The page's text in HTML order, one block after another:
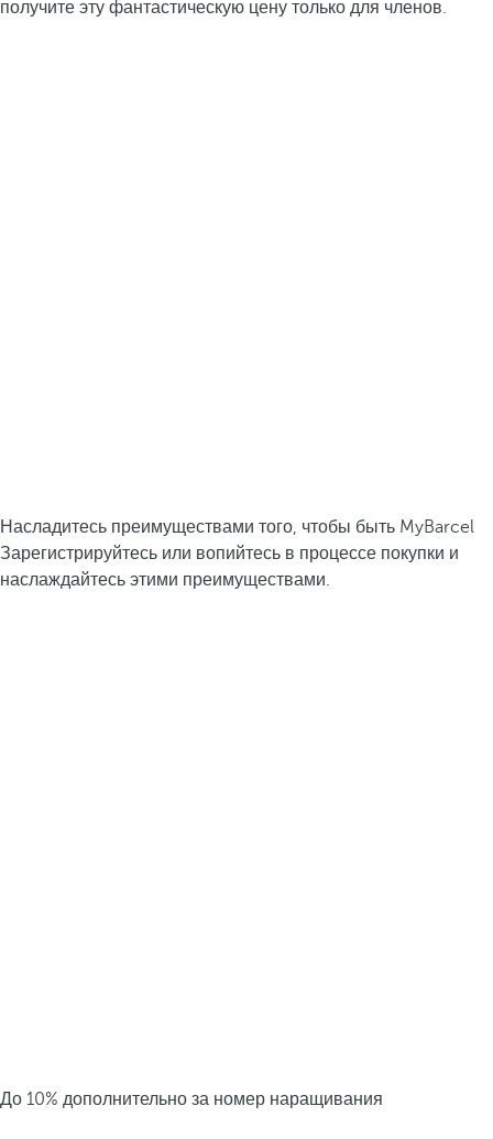
получите эту фантастическую цену только для членов.
Насладитесь преимуществами того, чтобы быть MyBarcel
Зарегистрируйтесь или вопийтесь в процессе покупки и
наслаждайтесь этими преимуществами.
До 10% дополнительно за номер наращивания